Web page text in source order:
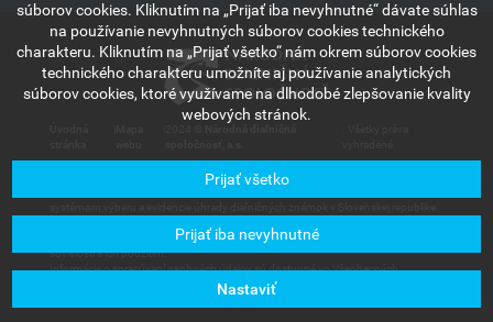
Informácie a údaje uvedené v tejto časti internetového portálu sú výlučne
informatívneho charakteru a slúžia na stručné oboznámenie sa s elektronickým
akúkoľvek škodu, ktorá by mohla vzniknúť používateľom alebo tretím stranám v
súvislosti s ich použitím.
Informácie o spracúvaní osobných údajov sú dostupné vo Všeobecných
obchodných podmienkach, dostupných v sekcii
súborov cookies. Kliknutím na „Prijať iba nevyhnutné“ dávate súhlas
na používanie nevyhnutných súborov cookies technického
charakteru. Kliknutím na „Prijať všetko“ nám okrem súborov cookies
technického charakteru umožníte aj používanie analytických
súborov cookies, ktoré využívame na dlhodobé zlepšovanie kvality
webových stránok.
Prijať všetko
Prijať iba nevyhnutné
Nastaviť